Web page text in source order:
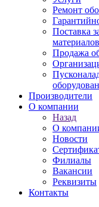
Ремонт
Поставка
материалов
Продажа
Производители
О компании
Назад
О
Новости
Филиалы
Вакансии
Реквизиты
Контакты